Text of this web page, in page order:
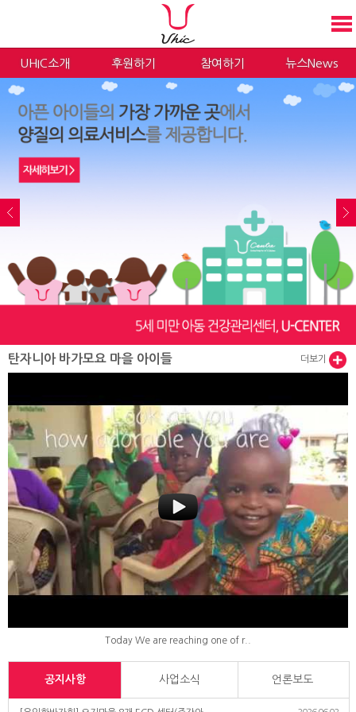
UHIC소개 후원하기 참여하기 뉴스News
탄자니아 바가모요 마을 아이들 더보기
Today We are reaching one of r..
공지사항 사업소식 언론보도